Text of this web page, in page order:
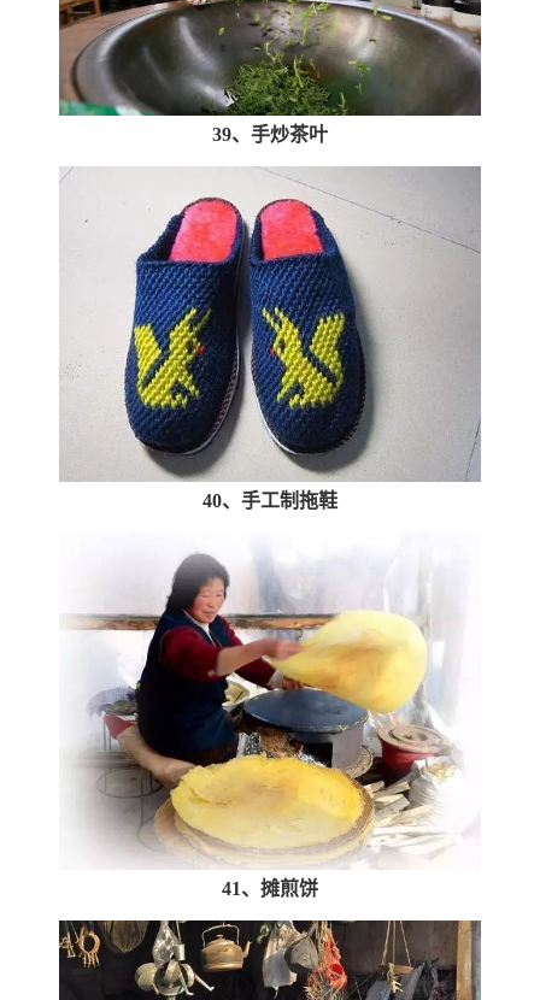
39、手炒茶叶
40、手工制拖鞋
41、摊煎饼